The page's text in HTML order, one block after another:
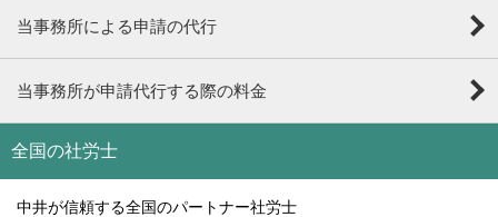
当事務所による申請の代行
当事務所が申請代行する際の料金
全国の社労士
中井が信頼する全国のパートナー社労士